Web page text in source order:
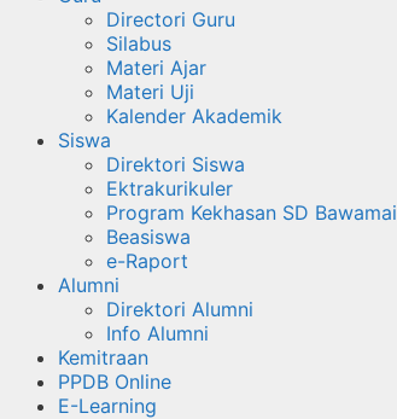
Directori Guru
Silabus
Materi Ajar
Materi Uji
Kalender Akademik
Siswa
Direktori Siswa
Ektrakurikuler
Program Kekhasan SD Bawamai
Beasiswa
e-Raport
Alumni
Direktori Alumni
Info Alumni
Kemitraan
PPDB Online
E-Learning